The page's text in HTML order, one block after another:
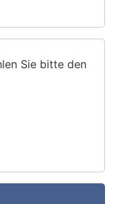
Sie bitte den